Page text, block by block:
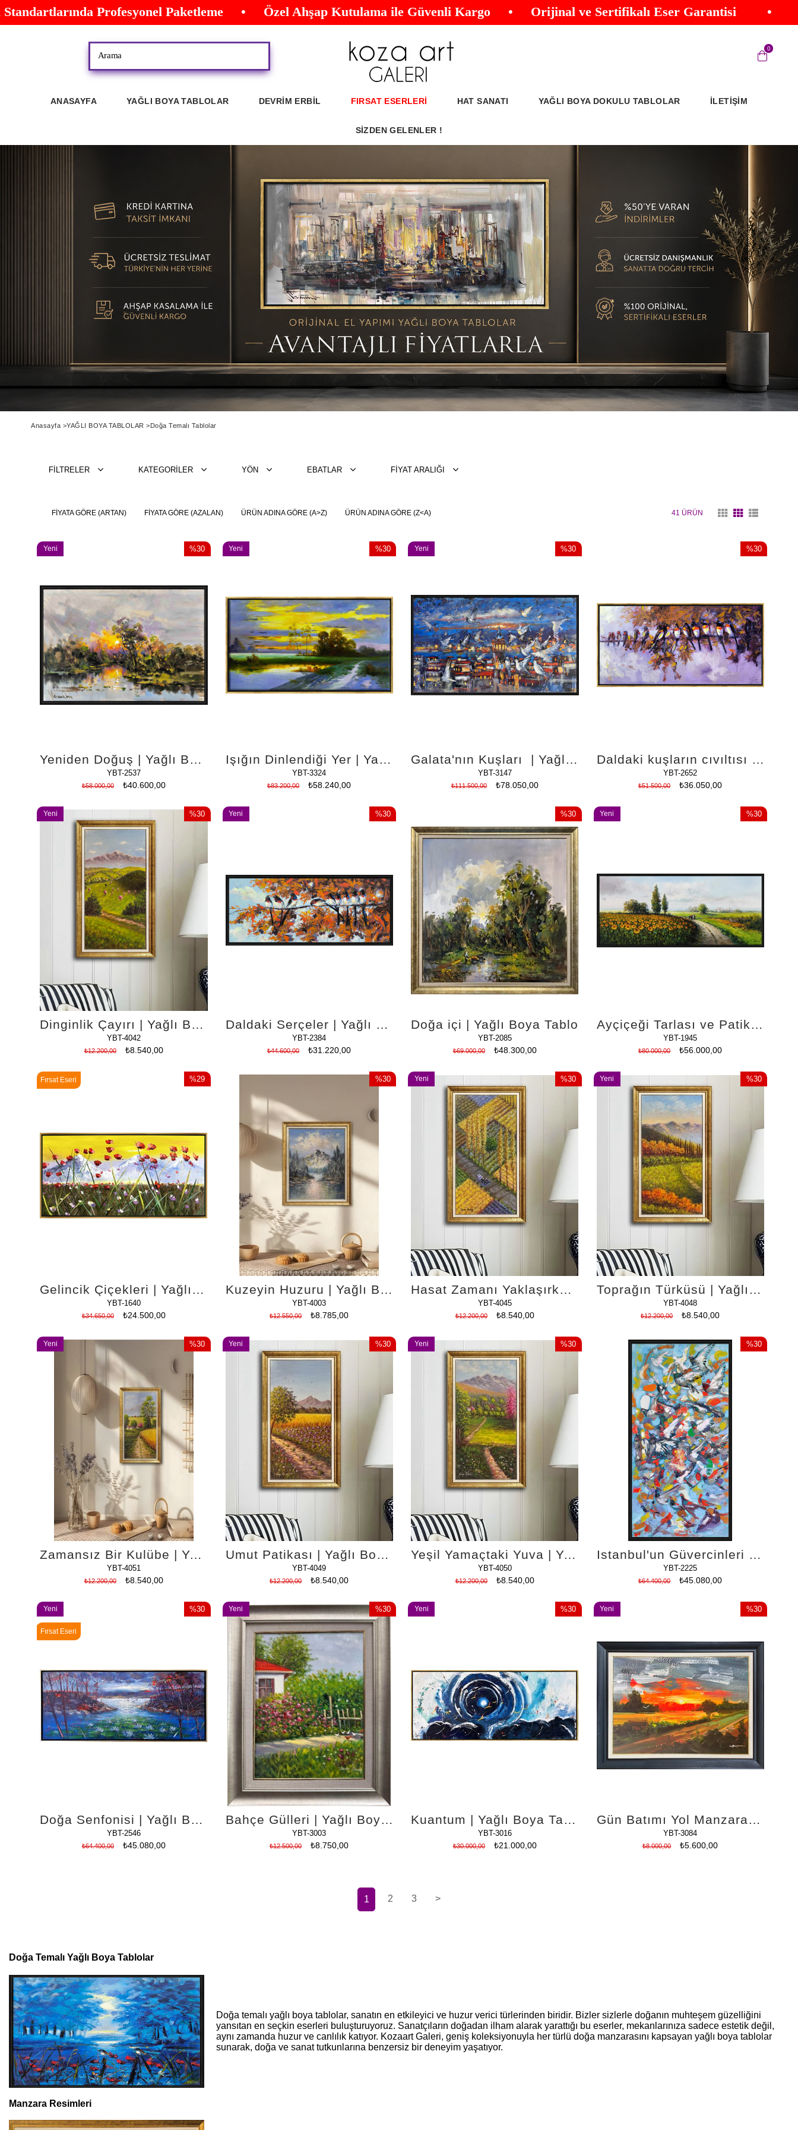
Profesyonel Paketleme • Özel Ahşap Kutulama ile Güvenli Kargo • Orijinal ve Sertifikalı Eser Garantisi
0
ANASAYFA YAĞLI BOYA TABLOLAR DEVRİM ERBİL FIRSAT ESERLERİ HAT SANATI YAĞLI BOYA DOKULU TABLOLAR İLETİŞİM
SİZDEN GELENLER !
Anasayfa >YAĞLI BOYA TABLOLAR >Doğa Temalı Tablolar
FILTRELER KATEGORILER YÖN EBATLAR FIYAT ARALIĞI
FIYATA GÖRE (ARTAN) FIYATA GÖRE (AZALAN) ÜRÜN ADINA GÖRE (A>Z) ÜRÜN ADINA GÖRE (Z<A) 41 ÜRÜN
Yeniden Doğuş | Yağlı Boya Tablo
YBT-2537
₺40.600,00
₺58.000,00
%30
Yeni
Işığın Dinlendiği Yer | Yağlı Boya Tablo
YBT-3324
₺58.240,00
₺83.200,00
%30
Yeni
Galata'nın Kuşları | Yağlı Boya Tablo
YBT-3147
₺78.050,00
₺111.500,00
%30
Yeni
Daldaki kuşların cıvıltısı | Yağlı Boya Tablo
YBT-2652
₺36.050,00
₺51.500,00
%30
Dinginlik Çayırı | Yağlı Boya Tablo
YBT-4042
₺8.540,00
₺12.200,00
%30
Yeni
Daldaki Serçeler | Yağlı Boya Tablo
YBT-2384
₺31.220,00
₺44.600,00
%30
Yeni
Doğa içi | Yağlı Boya Tablo
YBT-2085
₺48.300,00
₺69.000,00
%30
İndirim
%30İndirim
Ayçiçeği Tarlası ve Patika | Yağlı Boya Tablo
YBT-1945
₺56.000,00
₺80.000,00
%30
Yeni
Gelincik Çiçekleri | Yağlı Boya Tablo
YBT-1640
₺24.500,00
₺34.650,00
%29
Fırsat Eseri
Kuzeyin Huzuru | Yağlı Boya Tablo
YBT-4003
₺8.785,00
₺12.550,00
%30
%30İndirim
Hasat Zamanı Yaklaşırken | Yağlı Boya Tablo
YBT-4045
₺8.540,00
₺12.200,00
%30
Yeni
Toprağın Türküsü | Yağlı Boya Tablo
YBT-4048
₺8.540,00
₺12.200,00
%30
Yeni
Zamansız Bir Kulübe | Yağlı Boya Tablo
YBT-4051
₺8.540,00
₺12.200,00
%30
%30İndirim
Yeni
Umut Patikası | Yağlı Boya Tablo
YBT-4049
₺8.540,00
₺12.200,00
%30
Yeni
Yeşil Yamaçtaki Yuva | Yağlı Boya Tablo
YBT-4050
₺8.540,00
₺12.200,00
%30
Yeni
İstanbul'un Güvercinleri | Yağlı Boya Tablo
YBT-2225
₺45.080,00
₺64.400,00
%30
Doğa Senfonisi | Yağlı Boya Tablo
YBT-2546
₺45.080,00
₺64.400,00
%30
Yeni
Ürün
Fırsat Eseri
Bahçe Gülleri | Yağlı Boya Tablo
YBT-3003
₺8.750,00
₺12.500,00
%30
İndirim
Yeni
Ürün
Kuantum | Yağlı Boya Tablo
YBT-3016
₺21.000,00
₺30.000,00
%30
Yeni
Gün Batımı Yol Manzara | Yağlı Boya Tablo
YBT-3084
₺5.600,00
₺8.000,00
%30
Yeni
1 2 3 >
Doğa Temalı Yağlı Boya Tablolar
Doğa temalı yağlı boya tablolar, sanatın en etkileyici ve huzur verici türlerinden biridir. Bizler sizlerle doğanın muhteşem güzelliğini
yansıtan en seçkin eserleri buluşturuyoruz. Sanatçıların doğadan ilham alarak yarattığı bu eserler, mekanlarınıza sadece estetik değil,
aynı zamanda huzur ve canlılık katıyor. Kozaart Galeri, geniş koleksiyonuyla her türlü doğa manzarasını kapsayan yağlı boya tablolar
sunarak, doğa ve sanat tutkunlarına benzersiz bir deneyim yaşatıyor.
Manzara Resimleri